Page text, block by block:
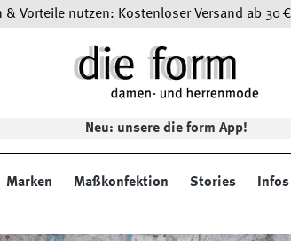
& Vorteile nutzen: Kostenloser Versand ab 30
Neu: unsere die form App!
Marken Maßkonfektion Stories Infos